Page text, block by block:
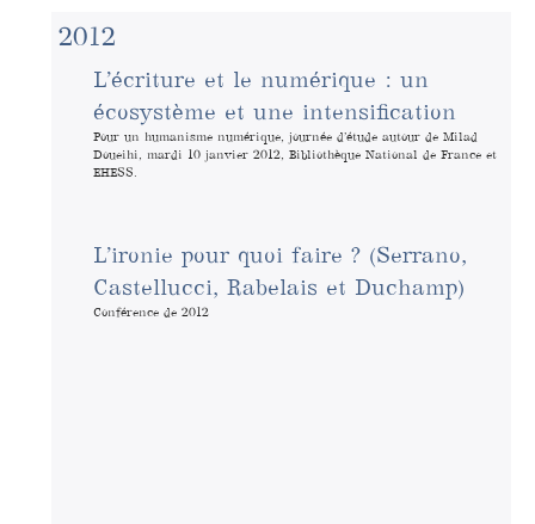
2012
L’écriture et le numérique : un
écosystème et une intensification
Pour un humanisme numérique, journée d’étude autour de Milad
Doueihi, mardi 10 janvier 2012, Bibliothèque National de France et
EHESS.
L’ironie pour quoi faire ? (Serrano,
Castellucci, Rabelais et Duchamp)
Conférence de 2012